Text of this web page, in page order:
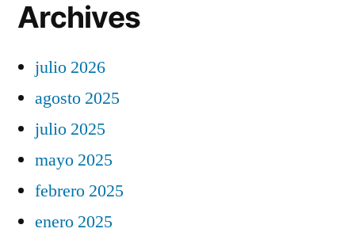
Archives
julio 2026
agosto 2025
julio 2025
mayo 2025
febrero 2025
enero 2025